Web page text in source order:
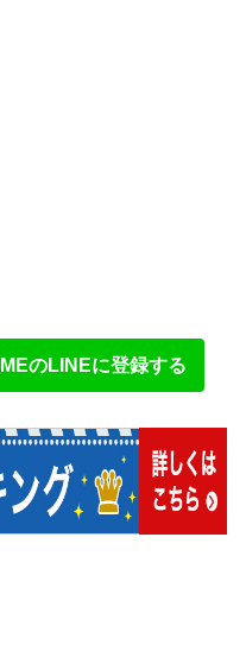
のLINEに登録する